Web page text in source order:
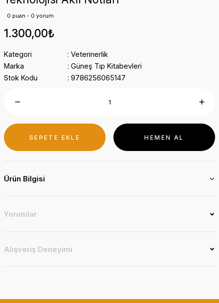
0 puan - 0 yorum
1.300,00₺
Kategori
Veterinerlik
Marka
Güneş Tıp Kitabevleri
Stok Kodu
9786256065147
SEPETE EKLE HEMEN AL
Ürün Bilgisi
Yorumlar
Alışveriş Deneyimi